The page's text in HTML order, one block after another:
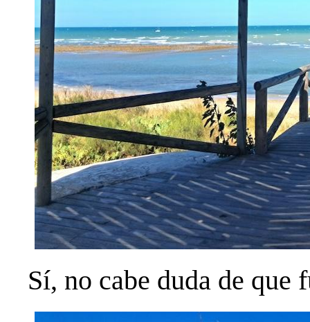
Sí, no cabe duda de que